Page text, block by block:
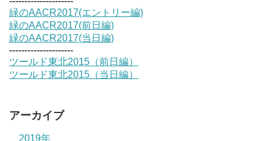
緑のAACR2017(エントリー編)
緑のAACR2017(前日編)
緑のAACR2017(当日編)
---------------------
ツールド東北2015（前日編）
ツールド東北2015（当日編）
アーカイブ
2019年